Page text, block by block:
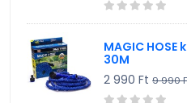
MAGIC
30M
2 990 Ft 9 990